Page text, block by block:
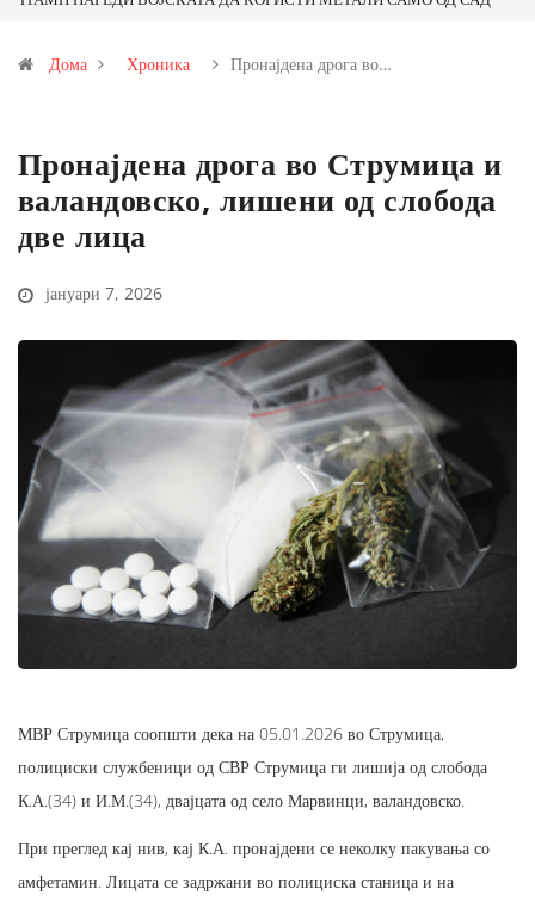
и со антимонот?
Дома Хроника Пронајдена дрога во…
Пронајдена дрога во Струмица и
валандовско, лишени од слобода
две лица
јануари 7, 2026
МВР Струмица соопшти дека на 05.01.2026 во Струмица,
полициски службеници од СВР Струмица ги лишија од слобода
К.А.(34) и И.М.(34), двајцата од село Марвинци, валандовско.
При преглед кај нив, кај К.А. пронајдени се неколку пакувања со
амфетамин. Лицата се задржани во полициска станица и на